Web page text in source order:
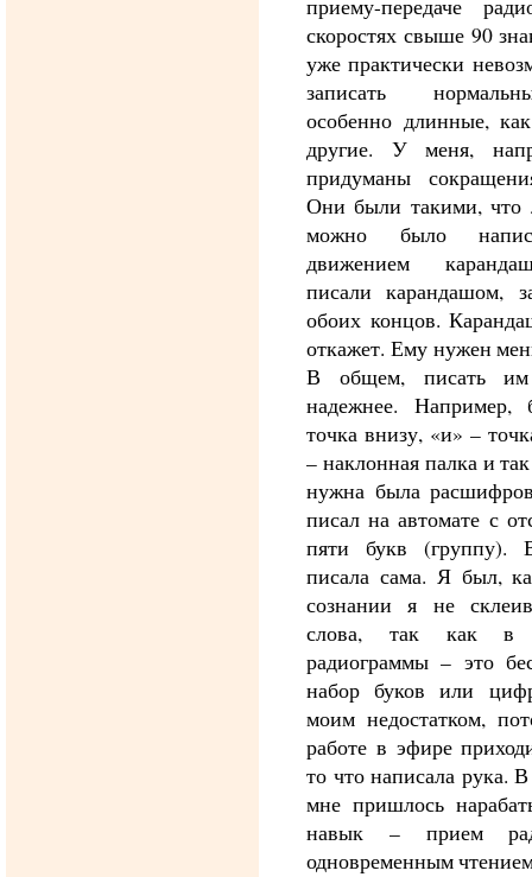
приему-передаче
скоростях свыше 90
уже практически
записать
особенно длинные,
другие. У меня,
придуманы
Они были такими, что
можно было
движением
писали карандашом,
обоих концов.
откажет. Ему нужен
В общем, писать
надежнее. Например,
точка внизу, «и» –
– наклонная палка и
нужна была
писал на автомате с
пяти букв (группу).
писала сама. Я был,
сознании я не
слова, так как в
радиограммы – это
набор буков или
моим недостатком,
работе в эфире
то что написала рука.
мне пришлось
навык – прием
одновременным